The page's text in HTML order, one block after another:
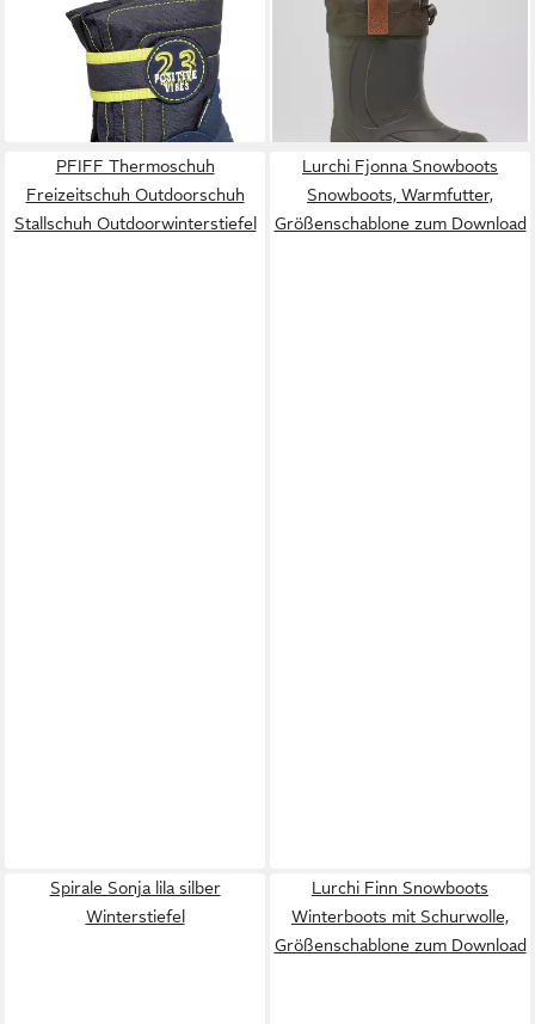
Winterstiefel
ab 37,75 € UVP48,99 €
Winterstiefel 100 %
wasserdicht und leicht, aus
synthetischem RubberHe
54,99 € UVP64,99 €
PFIFF Thermoschuh
Freizeitschuh Outdoorschuh
Stallschuh Outdoorwinterstiefel
Lurchi Fjonna Snowboots
Snowboots, Warmfutter,
Größenschablone zum Download
Spirale Sonja lila silber
Winterstiefel
Lurchi Finn Snowboots
Winterboots mit Schurwolle,
Größenschablone zum Download